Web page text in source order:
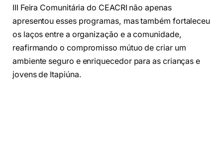
III Feira Comunitária do CEACRI não apenas
apresentou esses programas, mas também fortaleceu
os laços entre a organização e a comunidade,
reafirmando o compromisso mútuo de criar um
ambiente seguro e enriquecedor para as crianças e
jovens de Itapiúna.